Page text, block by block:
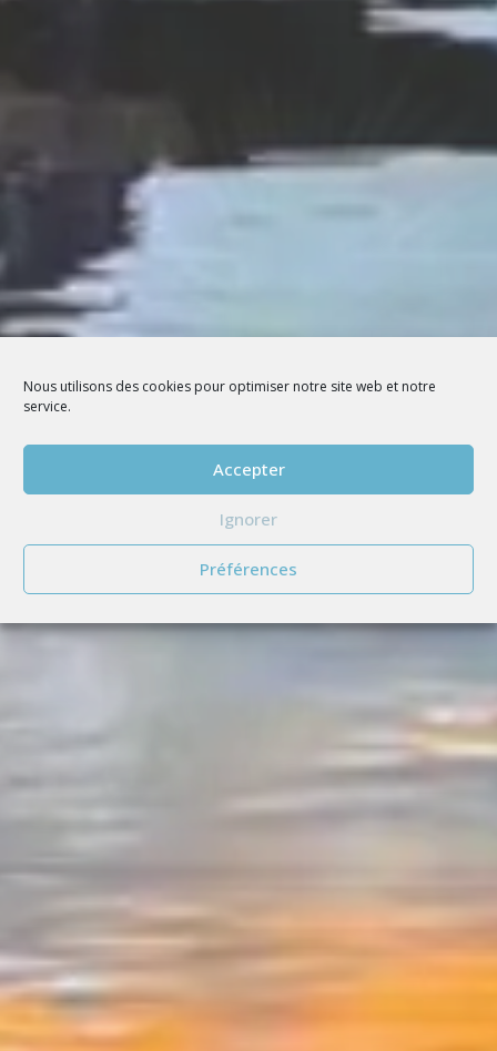
Nous utilisons des cookies pour optimiser notre site web et notre
service.
Accepter
Ignorer
Préférences